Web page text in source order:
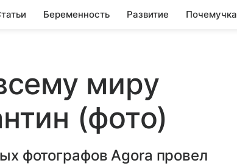
Беременность Развитие Почемучка
миру
(фото)
фотографов Agora провел